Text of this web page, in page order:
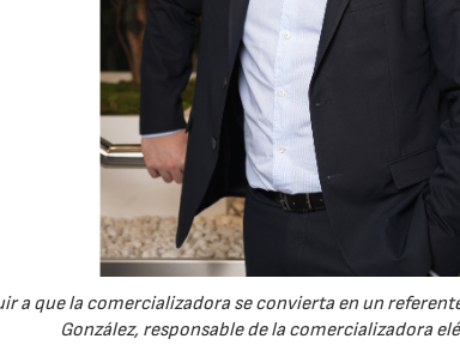
a que la comercializadora se convierta en un
González, responsable de la comercializadora